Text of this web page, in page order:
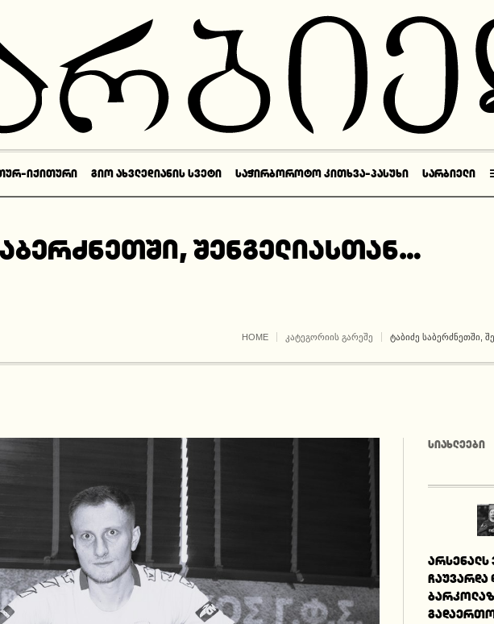
ᲘᲥᲘᲗᲣᲠᲘ ᲒᲘᲝ ᲐᲮᲕᲚᲔᲓᲘᲐᲜᲘᲡ ᲡᲕᲔᲢᲘ ᲡᲐᲭᲘᲠᲑᲝᲠᲝᲢᲝ ᲙᲘᲗᲮᲕᲐ-ᲞᲐᲡᲣᲮᲘ ᲡᲐᲠᲑᲘᲔᲚᲘ
შენგელიასთან…
HOME ᲙᲐᲢᲔᲒᲝᲠᲘᲘᲡ ᲒᲐᲠᲔᲨᲔ ᲢᲐᲑᲘᲫᲔ ᲡᲐᲑᲔᲠᲫᲜᲔᲗᲨᲘ,
ᲡᲘᲐᲮᲚᲔᲔᲑᲘ
არსენალს
ჩაუვარდა